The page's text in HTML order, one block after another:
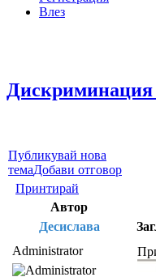
Влез
Дискриминация
Публикувай нова
темаДобави отговор
Принтирай
Автор
Десислава
Administrator